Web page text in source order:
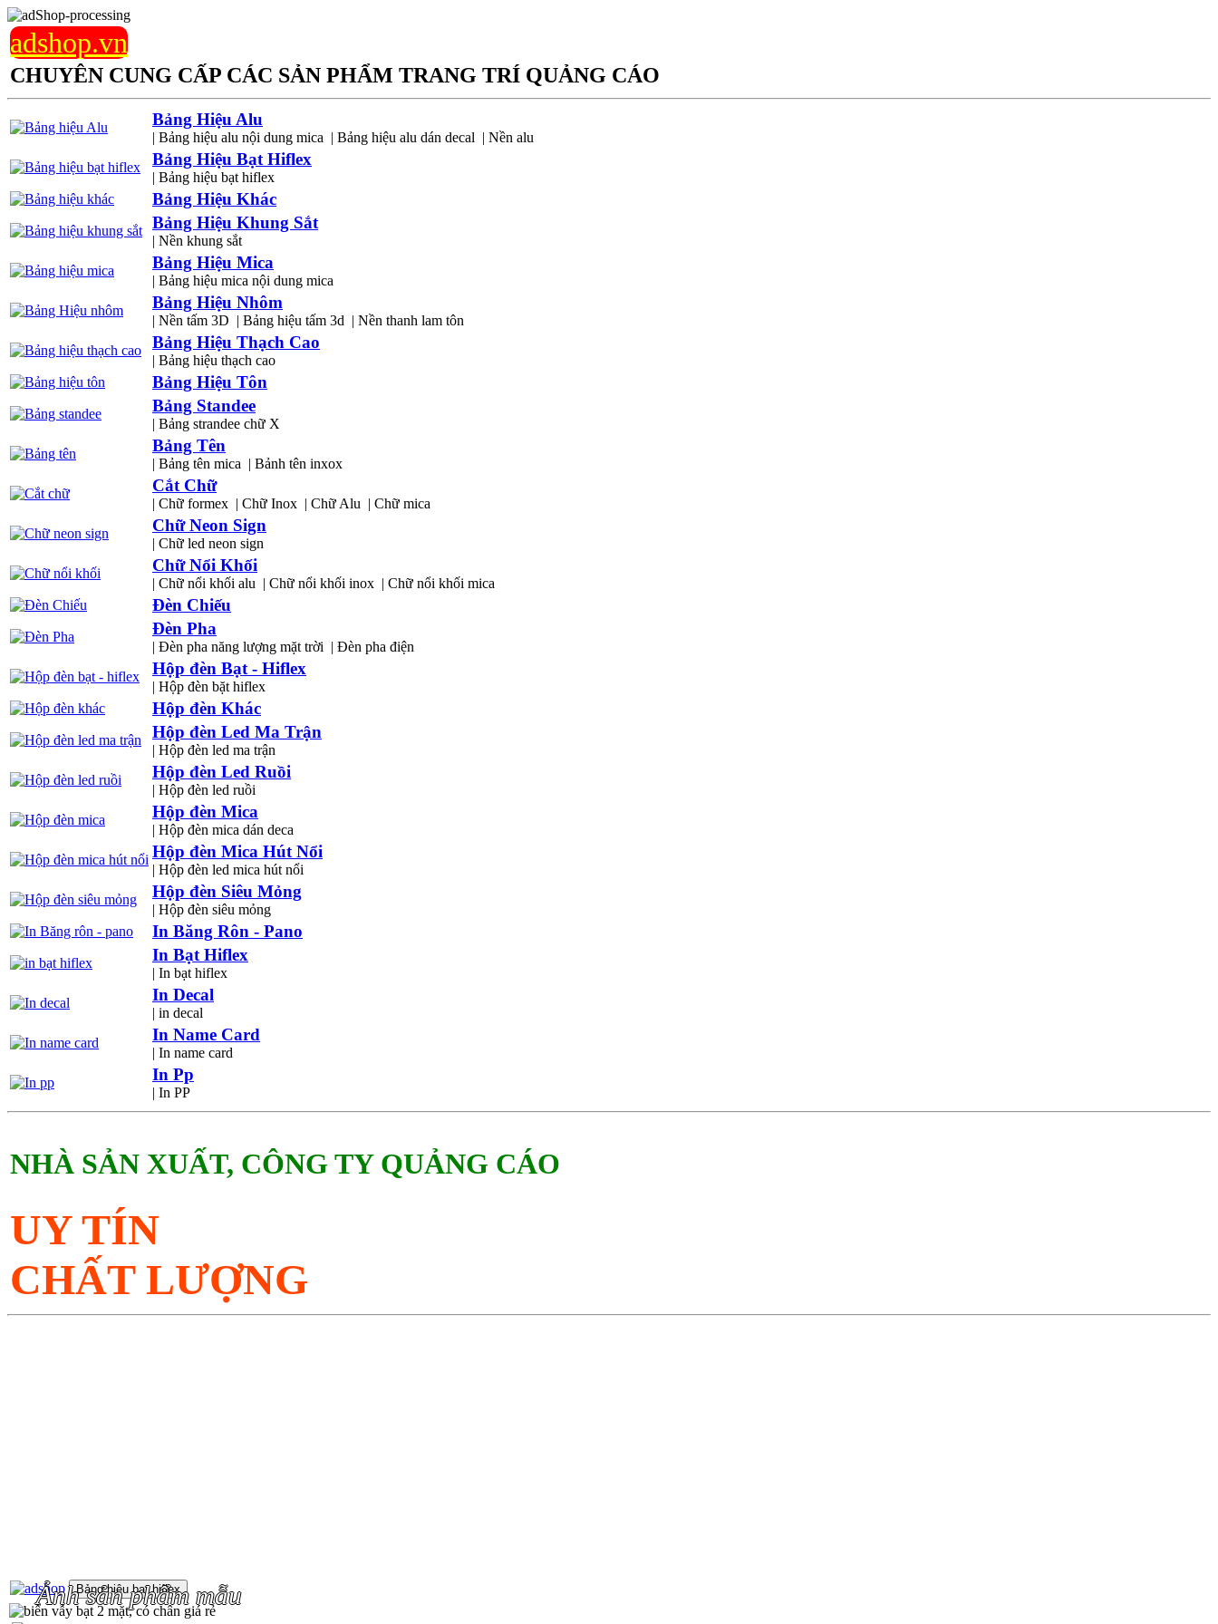
adshop.vn
CHUYÊN CUNG CẤP CÁC SẢN PHẨM TRANG TRÍ QUẢNG CÁO
Bảng Hiệu Alu
| Bảng hiệu alu nội dung mica | Bảng hiệu alu dán decal | Nền alu
Bảng Hiệu Bạt Hiflex
| Bảng hiệu bạt hiflex
Bảng Hiệu Khác
Bảng Hiệu Khung Sắt
| Nền khung sắt
Bảng Hiệu Mica
| Bảng hiệu mica nội dung mica
Bảng Hiệu Nhôm
| Nền tấm 3D | Bảng hiệu tấm 3d | Nền thanh lam tôn
Bảng Hiệu Thạch Cao
| Bảng hiệu thạch cao
Bảng Hiệu Tôn
Bảng Standee
| Bảng strandee chữ X
Bảng Tên
| Bảng tên mica | Bảnh tên inxox
Cắt Chữ
| Chữ formex | Chữ Inox | Chữ Alu | Chữ mica
Chữ Neon Sign
| Chữ led neon sign
Chữ Nổi Khối
| Chữ nổi khối alu | Chữ nổi khối inox | Chữ nổi khối mica
Đèn Chiếu
Đèn Pha
| Đèn pha năng lượng mặt trời | Đèn pha điện
Hộp đèn Bạt - Hiflex
| Hộp đèn bặt hiflex
Hộp đèn Khác
Hộp đèn Led Ma Trận
| Hộp đèn led ma trận
Hộp đèn Led Ruồi
| Hộp đèn led ruồi
Hộp đèn Mica
| Hộp đèn mica dán deca
Hộp đèn Mica Hút Nổi
| Hộp đèn led mica hút nổi
Hộp đèn Siêu Mỏng
| Hộp đèn siêu mỏng
In Băng Rôn - Pano
In Bạt Hiflex
| In bạt hiflex
In Decal
| in decal
In Name Card
| In name card
In Pp
| In PP
NHÀ SẢN XUẤT, CÔNG TY QUẢNG CÁO
UY TÍN
CHẤT LƯỢNG
Bảng hiệu bạt hiflex
Ảnh sản phẩm mẫu